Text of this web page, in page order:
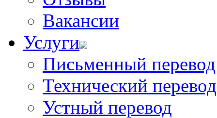
Вакансии
Услуги
Письменный перевод
Технический перевод
Устный перевод